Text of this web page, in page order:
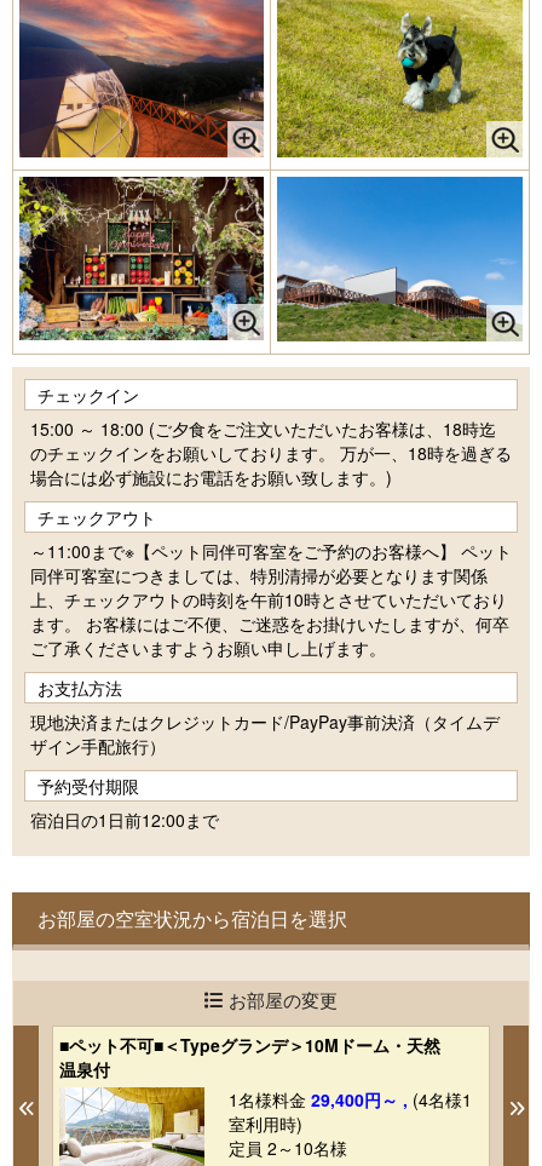
チェックイン
15:00 ～ 18:00 (ご夕食をご注文いただいたお客様は、18時迄
のチェックインをお願いしております。 万が一、18時を過ぎる
場合には必ず施設にお電話をお願い致します。)
チェックアウト
～11:00まで※【ペット同伴可客室をご予約のお客様へ】 ペット
同伴可客室につきましては、特別清掃が必要となります関係
上、チェックアウトの時刻を午前10時とさせていただいており
ます。 お客様にはご不便、ご迷惑をお掛けいたしますが、何卒
ご了承くださいますようお願い申し上げます。
お支払方法
現地決済またはクレジットカード/PayPay事前決済（タイムデ
ザイン手配旅行）
予約受付期限
宿泊日の1日前12:00まで
お部屋の空室状況から宿泊日を選択
お部屋の変更
Previous
■ペット不可■＜Typeグランデ＞10Mドーム・天然
温泉付
1名様料金 29,400円～ , (4名様1
室利用時)
定員 2～10名様